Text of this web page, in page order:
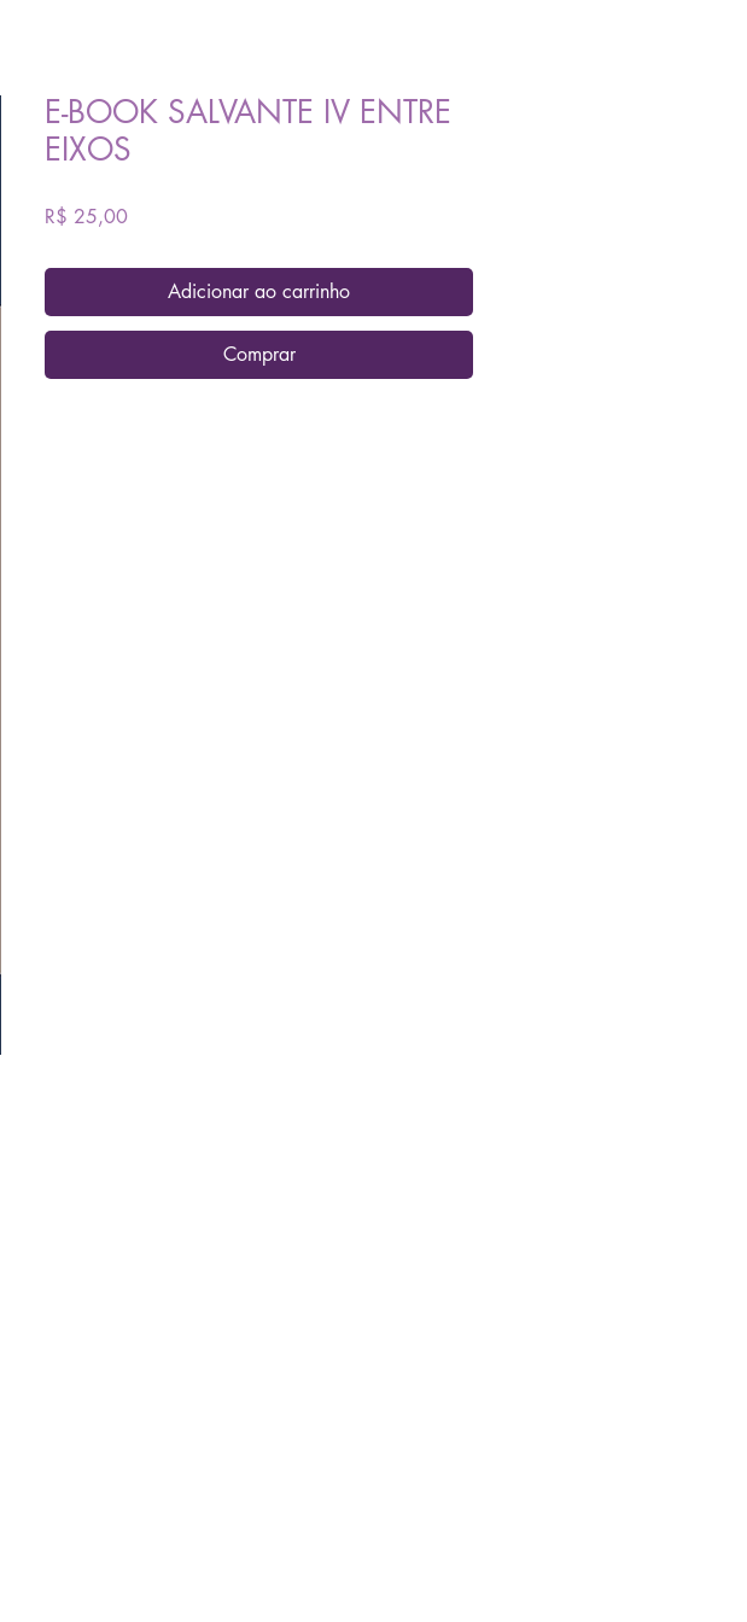
E-BOOK SALVANTE IV ENTRE
EIXOS
R$ 25,00Preço
Adicionar ao carrinho
Comprar